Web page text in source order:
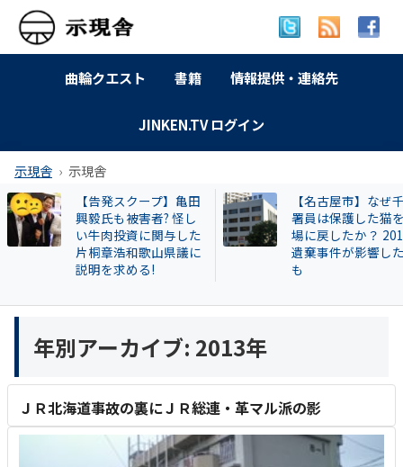
曲輪クエスト 書籍 情報提供・連絡先
JINKEN.TV ログイン
示現舎 示現舎
発スクープ】亀田
氏も被害者? 怪し
肉投資に関与した
章浩和歌山県議に
【名古屋市】なぜ千種
署員は保護した猫を現
場に戻したか？ 2013年
遺棄事件が影響したと
年別アーカイブ: 2013年
ＪＲ北海道事故の裏にＪＲ総連・革マル派の影